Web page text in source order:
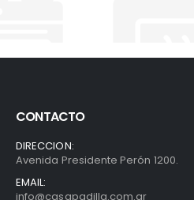
CONTACTO
DIRECCION:
Avenida Presidente Perón 1200.
EMAIL:
info@casapadilla.com.ar